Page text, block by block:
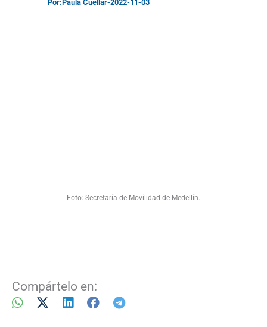
Por:Paula Cuéllar-2022-11-03
Foto: Secretaría de Movilidad de Medellín.
Compártelo en: